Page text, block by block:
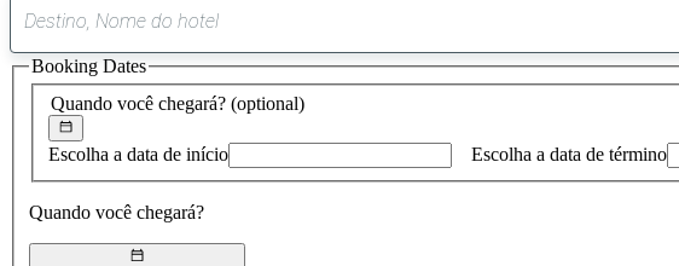
Quando você chegará? (optional)
Escolha a data de início Escolha a data de término
Quando você chegará?
Booking Dates